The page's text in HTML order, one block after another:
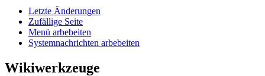
Letzte Änderungen
Zufällige Seite
Menü arbebeiten
Systemnachrichten arbebeiten
Wikiwerkzeuge